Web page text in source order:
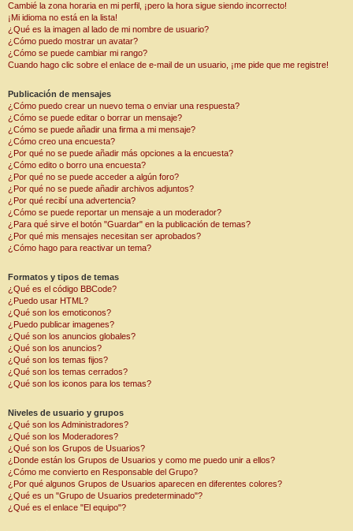
Cambié la zona horaria en mi perfil, ¡pero la hora sigue siendo incorrecto!
¡Mi idioma no está en la lista!
¿Qué es la imagen al lado de mi nombre de usuario?
¿Cómo puedo mostrar un avatar?
¿Cómo se puede cambiar mi rango?
Cuando hago clic sobre el enlace de e-mail de un usuario, ¡me pide que me registre!
Publicación de mensajes
¿Cómo puedo crear un nuevo tema o enviar una respuesta?
¿Cómo se puede editar o borrar un mensaje?
¿Cómo se puede añadir una firma a mi mensaje?
¿Cómo creo una encuesta?
¿Por qué no se puede añadir más opciones a la encuesta?
¿Cómo edito o borro una encuesta?
¿Por qué no se puede acceder a algún foro?
¿Por qué no se puede añadir archivos adjuntos?
¿Por qué recibí una advertencia?
¿Cómo se puede reportar un mensaje a un moderador?
¿Para qué sirve el botón "Guardar" en la publicación de temas?
¿Por qué mis mensajes necesitan ser aprobados?
¿Cómo hago para reactivar un tema?
Formatos y tipos de temas
¿Qué es el código BBCode?
¿Puedo usar HTML?
¿Qué son los emoticonos?
¿Puedo publicar imagenes?
¿Qué son los anuncios globales?
¿Qué son los anuncios?
¿Qué son los temas fijos?
¿Qué son los temas cerrados?
¿Qué son los iconos para los temas?
Niveles de usuario y grupos
¿Qué son los Administradores?
¿Qué son los Moderadores?
¿Qué son los Grupos de Usuarios?
¿Donde están los Grupos de Usuarios y como me puedo unir a ellos?
¿Cómo me convierto en Responsable del Grupo?
¿Por qué algunos Grupos de Usuarios aparecen en diferentes colores?
¿Qué es un "Grupo de Usuarios predeterminado"?
¿Qué es el enlace "El equipo"?